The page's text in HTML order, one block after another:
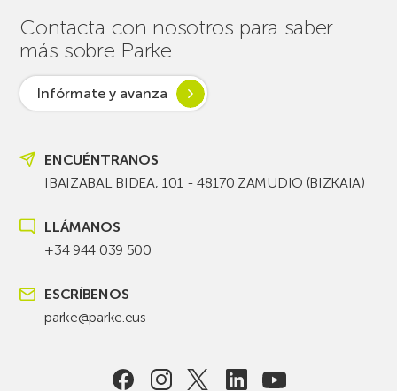
Contacta con nosotros para saber
más sobre Parke
Infórmate y avanza
ENCUÉNTRANOS
IBAIZABAL BIDEA, 101 - 48170 ZAMUDIO (BIZKAIA)
LLÁMANOS
+34 944 039 500
ESCRÍBENOS
parke@parke.eus